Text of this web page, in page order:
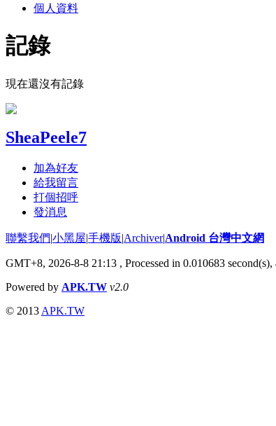
個人資料
記錄
現在還沒有記錄
SheaPeele7
加為好友
給我留言
打個招呼
發消息
聯繫我們|小黑屋|手機版|Archiver|Android 台灣中文網
GMT+8, 2026-8-8 21:13 , Processed in 0.010683
Powered by APK.TW v2.0
© 2013 APK.TW